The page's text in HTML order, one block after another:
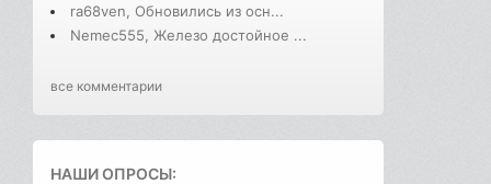
ra68ven, Обновились из осн...
Nemec555, Железо достойное ...
все комментарии
НАШИ ОПРОСЫ: